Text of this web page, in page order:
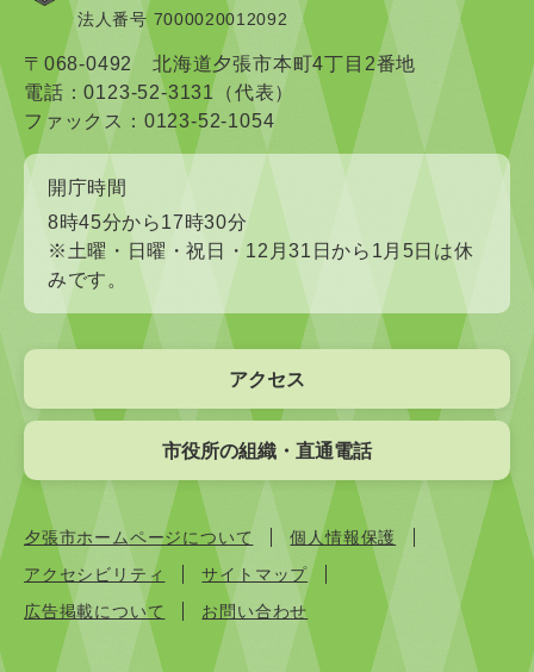
法人番号 7000020012092
〒068-0492 北海道夕張市本町4丁目2番地
電話：0123-52-3131（代表）
ファックス：0123-52-1054
開庁時間
8時45分から17時30分
※土曜・日曜・祝日・12月31日から1月5日は休
みです。
アクセス
市役所の組織・直通電話
夕張市ホームページについて
個人情報保護
アクセシビリティ
サイトマップ
広告掲載について
お問い合わせ